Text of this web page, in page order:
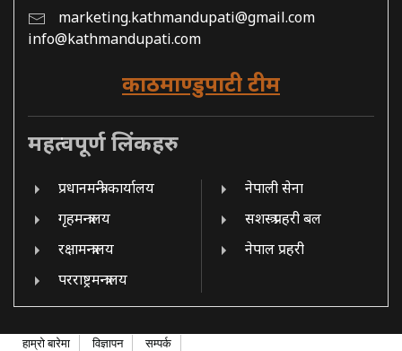
marketing.kathmandupati@gmail.com
info@kathmandupati.com
काठमाण्डुपाटी टीम
महत्वपूर्ण लिंकहरु
प्रधानमन्त्री कार्यालय
गृहमन्त्रालय
रक्षामन्त्रालय
परराष्ट्रमन्त्रालय
नेपाली सेना
सशस्त्र प्रहरी बल
नेपाल प्रहरी
हाम्रो बारेमा विज्ञापन सम्पर्क